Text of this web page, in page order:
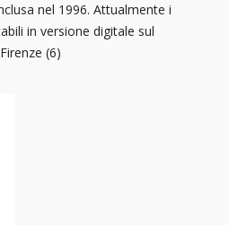
nel 1996. Attualmente i
in versione digitale sul
(6)